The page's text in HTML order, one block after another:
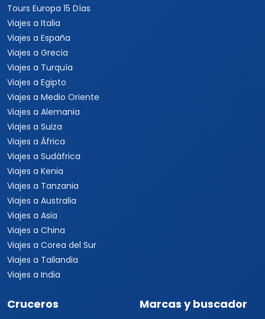
Tours Europa 15 Días
Viajes a Italia
Viajes a España
Viajes a Grecia
Viajes a Turquía
Viajes a Egipto
Viajes a Medio Oriente
Viajes a Alemania
Viajes a Suiza
Viajes a África
Viajes a Sudáfrica
Viajes a Kenia
Viajes a Tanzania
Viajes a Australia
Viajes a Asia
Viajes a China
Viajes a Corea del Sur
Viajes a Tailandia
Viajes a India
Cruceros Marcas y buscador